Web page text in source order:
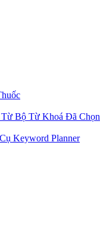
Bộ Từ Khoá Đã Chọn
Keyword Planner